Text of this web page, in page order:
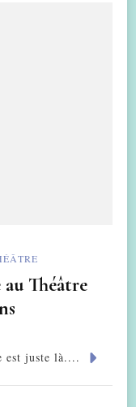
Théâtre
est juste là....